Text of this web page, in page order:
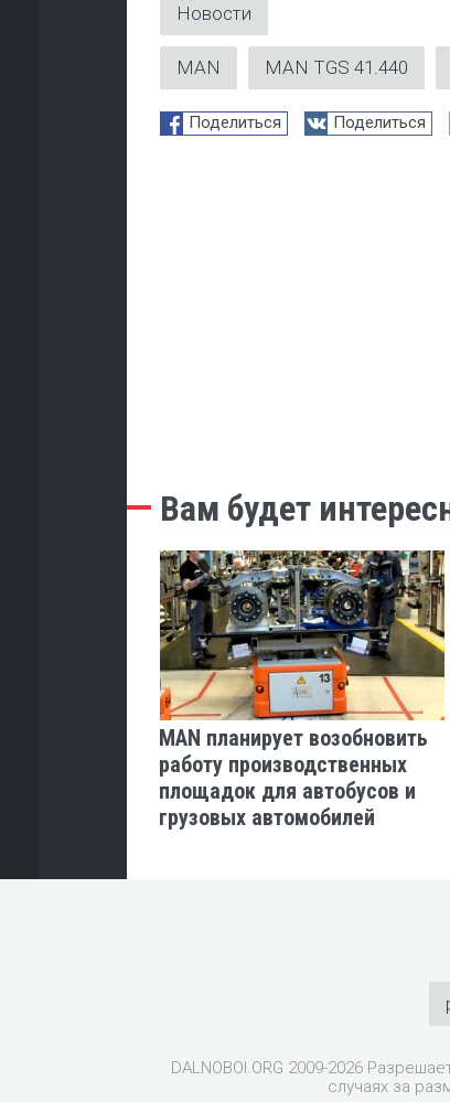
Новости
MAN MAN TGS 41.440
Поделиться Поделиться
Вам будет
MAN планирует возобновить
работу производственных
площадок для автобусов и
грузовых автомобилей
DALNOBOI.ORG 2009-2026
случаях за